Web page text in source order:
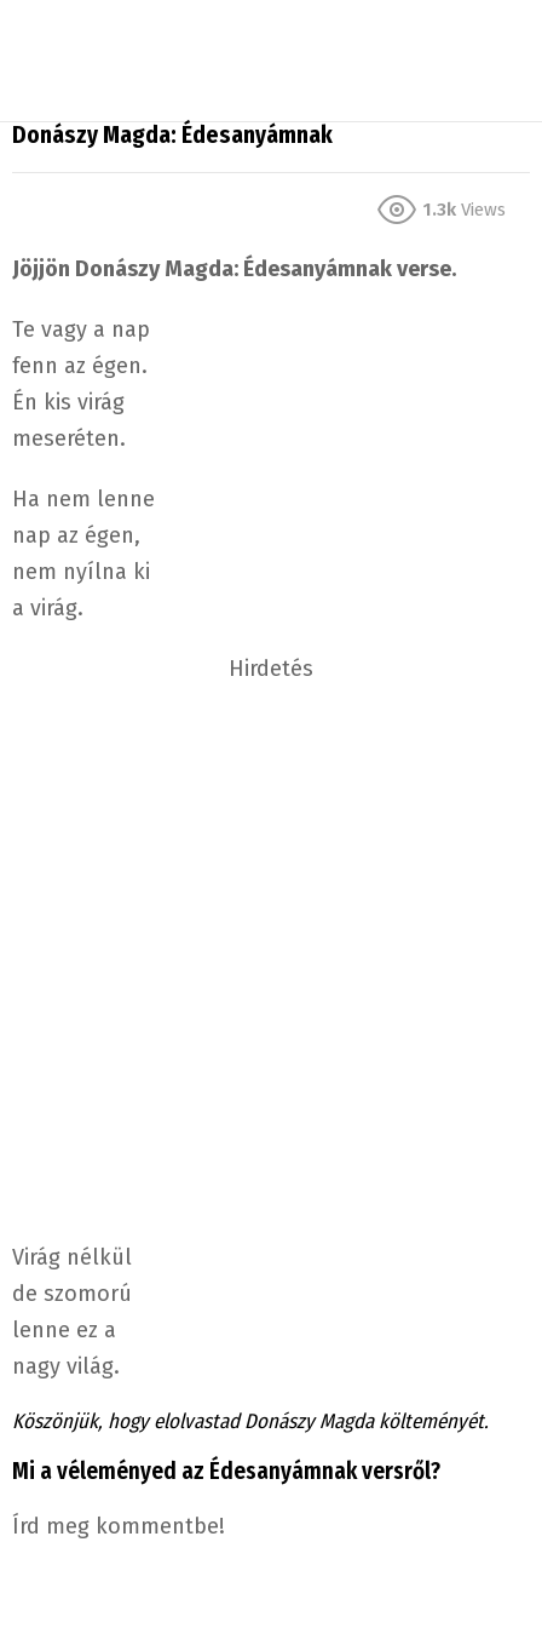
Donászy Magda: Édesanyámnak
1.3k Views
Jöjjön Donászy Magda: Édesanyámnak verse.
Te vagy a nap
fenn az égen.
Én kis virág
meseréten.
Ha nem lenne
nap az égen,
nem nyílna ki
a virág.
Hirdetés
Virág nélkül
de szomorú
lenne ez a
nagy világ.
Köszönjük, hogy elolvastad Donászy Magda költeményét.
Mi a véleményed az Édesanyámnak versről?
Írd meg kommentbe!